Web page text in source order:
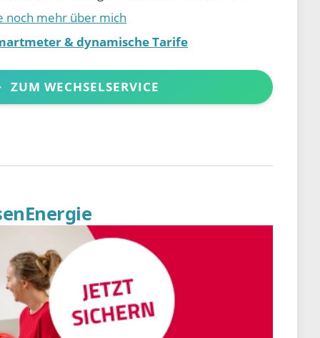
noch mehr über mich
& dynamische Tarife
ZUM WECHSELSERVICE